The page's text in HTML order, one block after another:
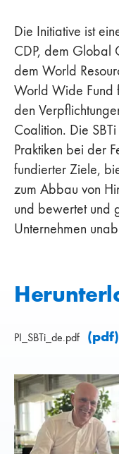
Die Initiative ist
CDP, dem Global
dem World
World Wide Fund
den
Coalition. Die
Praktiken bei der
fundierter Ziele,
zum Abbau von
und bewertet und
Unternehmen
PI_SBTi_de.pdf (pdf)